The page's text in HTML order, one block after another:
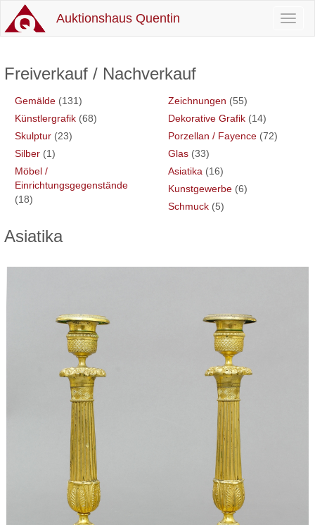
Auktionshaus Quentin
Freiverkauf / Nachverkauf
Gemälde (131) Zeichnungen (55)
Künstlergrafik (68) Dekorative Grafik (14)
Skulptur (23) Porzellan / Fayence (72)
Silber (1) Glas (33)
Möbel /
Einrichtungsgegenstände
(18)
Asiatika (16)
Kunstgewerbe (6)
Schmuck (5)
Asiatika